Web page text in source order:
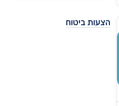
הצעות ביטוח